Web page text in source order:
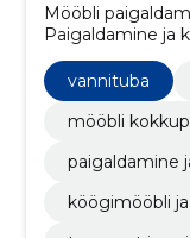
Mööbli
Paigaldamine ja
sisseehitatud
paigaldamine,
kokkupanek ja
kodumööbli
vannituba
mööbli
paigaldamine
köögimööbli